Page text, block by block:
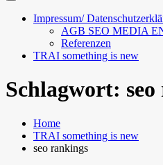
Impressum/
AGB SEO MEDIA
Referenzen
TRAI something is new
Schlagwort:
Home
TRAI something is new
seo rankings